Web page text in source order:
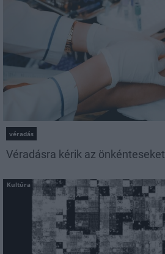
véradás
Véradásra kérik az önkénteseket
Kultúra